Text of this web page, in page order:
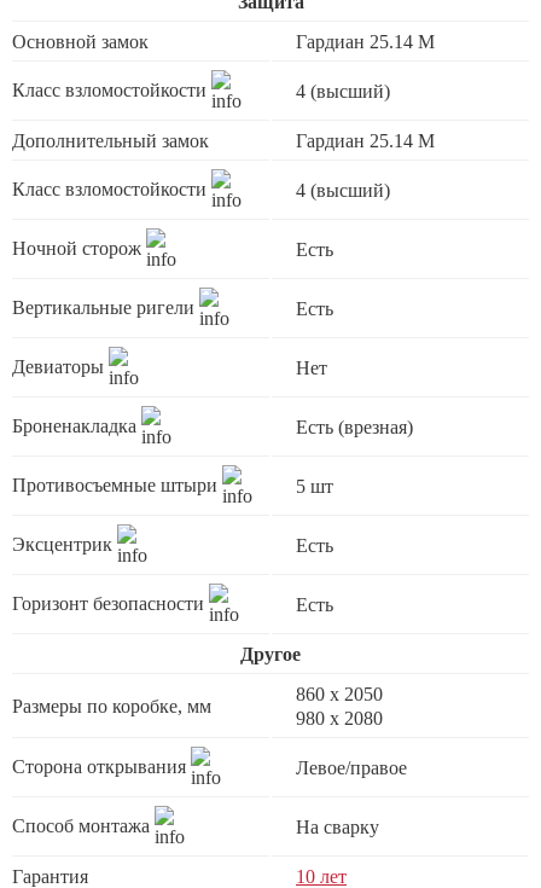
Основной замок
Гардиан 25.14 М
Класс взломостойкости 4 (высший)
Дополнительный замок Гардиан 25.14 М
Класс взломостойкости 4 (высший)
Ночной сторож Есть
Вертикальные ригели Есть
Девиаторы Нет
Броненакладка Есть (врезная)
Противосъемные штыри 5 шт
Эксцентрик Есть
Горизонт безопасности Есть
Другое
Размеры по коробке, мм
860 х 2050
980 x 2080
Сторона открывания Левое/правое
Способ монтажа На сварку
Гарантия 10 лет